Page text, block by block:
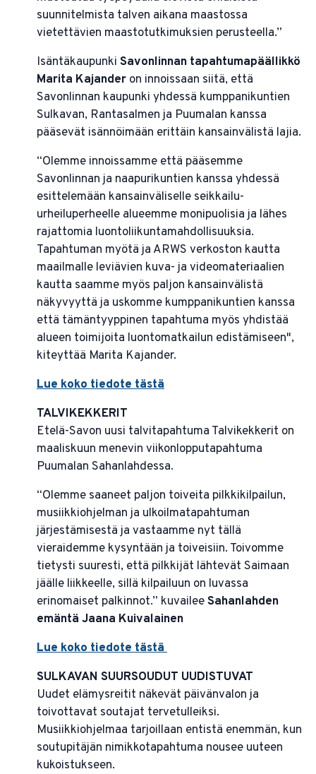
suunnitelmista talven aikana maastossa
vietettävien maastotutkimuksien perusteella.”
Isäntäkaupunki Savonlinnan tapahtumapäällikkö
Marita Kajander on innoissaan siitä, että
Savonlinnan kaupunki yhdessä kumppanikuntien
Sulkavan, Rantasalmen ja Puumalan kanssa
pääsevät isännöimään erittäin kansainvälistä lajia.
“Olemme innoissamme että pääsemme
Savonlinnan ja naapurikuntien kanssa yhdessä
esittelemään kansainväliselle seikkailu-
urheiluperheelle alueemme monipuolisia ja lähes
rajattomia luontoliikuntamahdollisuuksia.
Tapahtuman myötä ja ARWS verkoston kautta
maailmalle leviävien kuva- ja videomateriaalien
kautta saamme myös paljon kansainvälistä
näkyvyyttä ja uskomme kumppanikuntien kanssa
että tämäntyyppinen tapahtuma myös yhdistää
alueen toimijoita luontomatkailun edistämiseen",
kiteyttää Marita Kajander.
Lue koko tiedote tästä
TALVIKEKKERIT
Etelä-Savon uusi talvitapahtuma Talvikekkerit on
maaliskuun menevin viikonlopputapahtuma
Puumalan Sahanlahdessa.
“Olemme saaneet paljon toiveita pilkkikilpailun,
musiikkiohjelman ja ulkoilmatapahtuman
järjestämisestä ja vastaamme nyt tällä
vieraidemme kysyntään ja toiveisiin. Toivomme
tietysti suuresti, että pilkkijät lähtevät Saimaan
jäälle liikkeelle, sillä kilpailuun on luvassa
erinomaiset palkinnot.” kuvaileeSahanlahden
emäntä Jaana Kuivalainen
Lue koko tiedote tästä
SULKAVAN SUURSOUDUT UUDISTUVAT
Uudet elämysreitit näkevät päivänvalon ja
toivottavat soutajat tervetulleiksi.
Musiikkiohjelmaa tarjoillaan entistä enemmän, kun
soutupitäjän nimikkotapahtuma nousee uuteen
kukoistukseen.